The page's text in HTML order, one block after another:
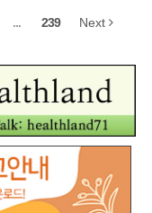
... 239 Next